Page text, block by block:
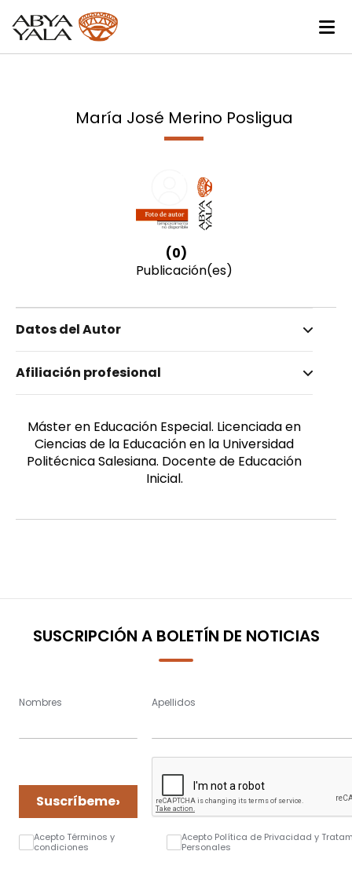
María José Merino Posligua
(0)
Publicación(es)
Datos del Autor
Merino Posligua, María José
Afiliación profesional
Máster en Educación Especial. Licenciada en
Ciencias de la Educación en la Universidad
Politécnica Salesiana. Docente de Educación
Inicial.
SUSCRIPCIÓN A BOLETÍN DE NOTICIAS
Nombres Apellidos
Suscríbeme›
Acepto Términos y
condiciones
Acepto Política de Privacidad y
Personales